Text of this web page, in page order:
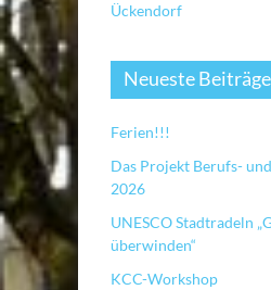
Ückendorf
Neueste Beiträge
Ferien!!!
Das Projekt Berufs-
2026
UNESCO Stadtradeln
überwinden“
KCC-Workshop